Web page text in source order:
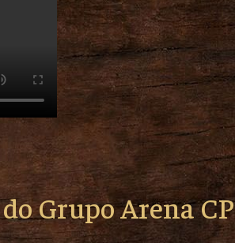
Grupo Arena CP